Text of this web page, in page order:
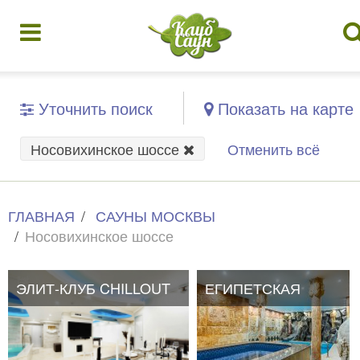
Уточнить поиск Показать на карте
Носовихинское шоссе Отменить всё
ГЛАВНАЯ
САУНЫ МОСКВЫ
Носовихинское шоссе
ЭЛИТ-КЛУБ CHILLOUT
ЭЛИТ-КЛУБ CHILLOUT ЕГИПЕТСКАЯ
ЕГИПЕТСКАЯ